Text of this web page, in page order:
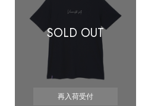
SOLD OUT
再入荷受付